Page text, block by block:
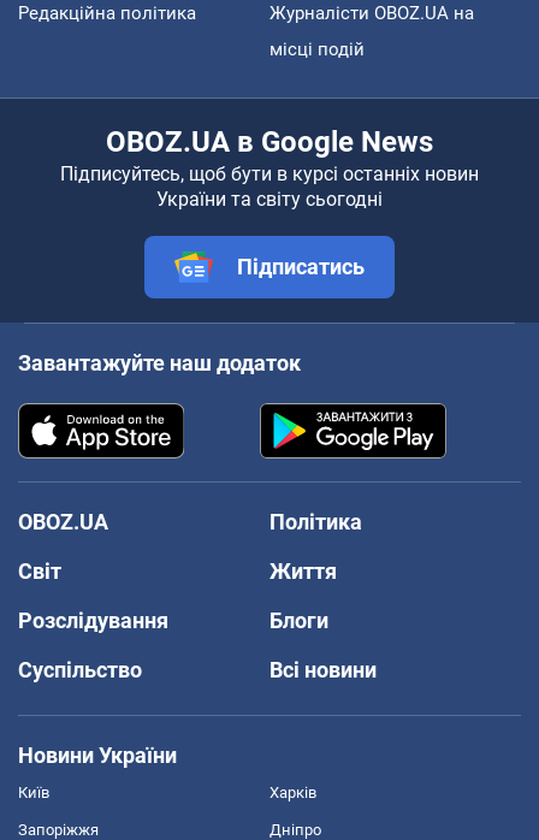
Редакційна політика
Журналісти OBOZ.UA на
місці подій
OBOZ.UA в Google News
Підписуйтесь, щоб бути в курсі останніх новин
України та світу сьогодні
Підписатись
Завантажуйте наш додаток
OBOZ.UA
Політика
Світ
Життя
Розслідування
Блоги
Суспільство
Всі новини
Новини України
Київ Харків
Запоріжжя Дніпро